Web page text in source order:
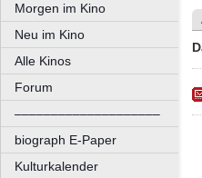
Morgen im Kino
Neu im Kino
Alle Kinos
Forum
––––––––––––––––––––
biograph E-Paper
Kulturkalender